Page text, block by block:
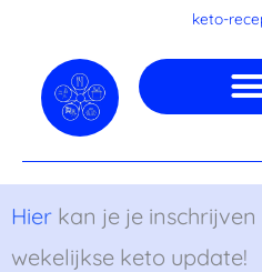
inhoud
keto-
Hier kan je je
wekelijkse keto update!